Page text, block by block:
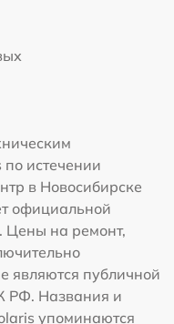
истечении
в Новосибирске
официальной
Цены на ремонт,
являются публичной
РФ. Названия и
упоминаются